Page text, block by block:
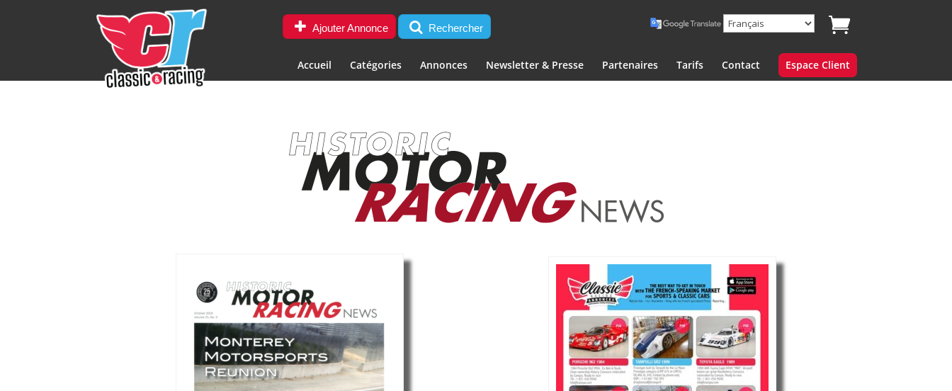
Ajouter Annonce Rechercher
Accueil Catégories Annonces Newsletter & Presse Partenaires Tarifs Contact Espace Client